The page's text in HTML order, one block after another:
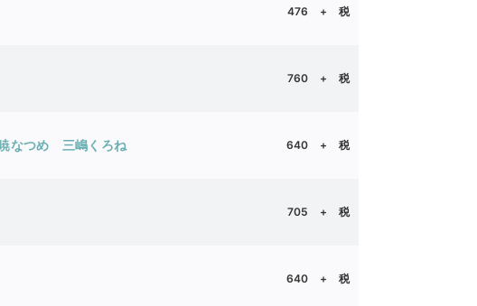
476 + 税
晶麿 760 + 税
１７｜暁なつめ 三嶋くろね 640 + 税
705 + 税
640 + 税